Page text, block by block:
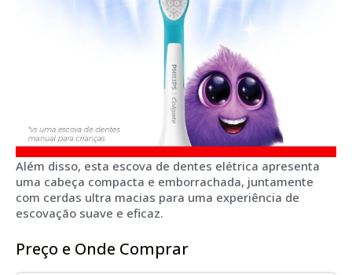
Além disso, esta escova de dentes elétrica apresenta
uma cabeça compacta e emborrachada, juntamente
com cerdas ultra macias para uma experiência de
escovação suave e eficaz.
Preço e Onde Comprar